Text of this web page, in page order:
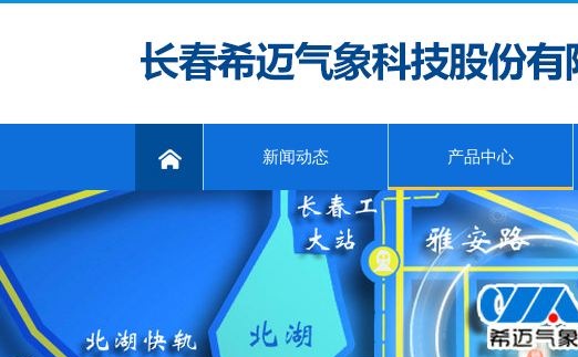
新闻动态 产品中心